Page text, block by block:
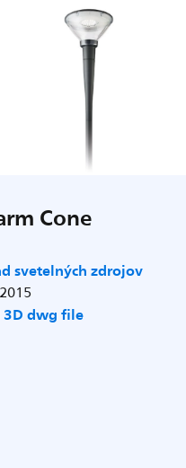
Cone
svetelných zdrojov
dwg file